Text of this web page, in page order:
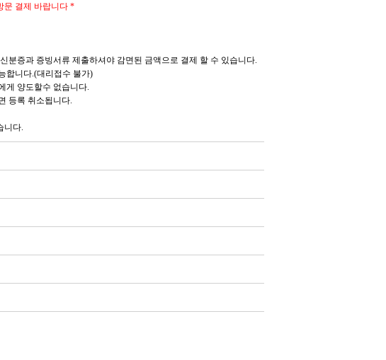
문 결제 바랍니다 *
분증과 증빙서류 제출하셔야 감면된 금액으로 결제 할 수 있습니다.
합니다.(대리접수 불가)
게 양도할수 없습니다.
등록 취소됩니다.
니다.